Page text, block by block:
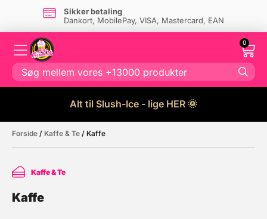
Sikker betaling
Dankort, MobilePay, VISA, Mastercard, EAN
0
Alt til Slush-Ice - lige HER 🌞
Forside / Kaffe & Te / Kaffe
Kaffe & Te
Kaffe